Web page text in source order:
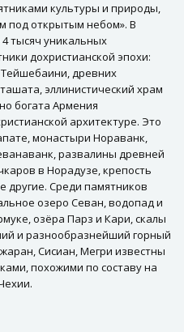
культуры и природы,
под открытым небом». В
тысяч уникальных
дохристианской эпохи:
древних
эллинистический храм
богата Армения
архитектуре. Это
монастыри Нораванк,
развалины древней
в Норадузе, крепость
другие. Среди памятников
озеро Севан, водопад и
озёра Парз и Кари, скалы
и разнообразнейший горный
Сисиан, Мегри известны
похожими по составу на